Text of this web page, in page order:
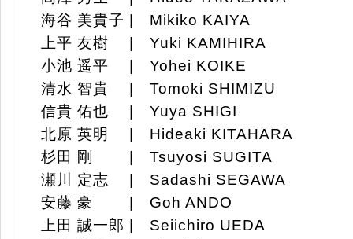
海谷 美貴子 | Mikiko KAIYA
上平 友樹 | Yuki KAMIHIRA
小池 遥平 | Yohei KOIKE
清水 智貴 | Tomoki SHIMIZU
信貴 佑也 | Yuya SHIGI
北原 英明 | Hideaki KITAHARA
杉田 剛 | Tsuyosi SUGITA
瀬川 定志 | Sadashi SEGAWA
安藤 豪 | Goh ANDO
上田 誠一郎 | Seiichiro UEDA